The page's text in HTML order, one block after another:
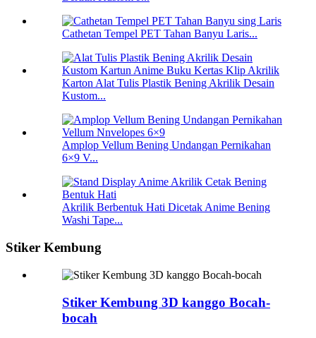
Cathetan Tempel PET Tahan Banyu Laris...
Karton Alat Tulis Plastik Bening Akrilik Desain
Kustom...
Amplop Vellum Bening Undangan Pernikahan
6×9 V...
Akrilik Berbentuk Hati Dicetak Anime Bening
Washi Tape...
Stiker Kembung
Stiker Kembung 3D kanggo Bocah-
bocah